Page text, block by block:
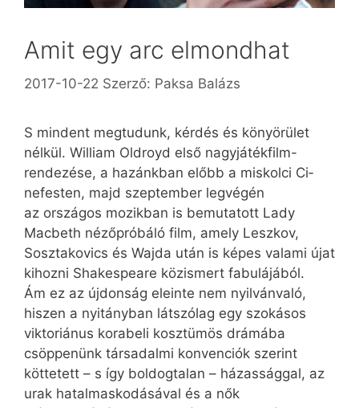
Amit egy arc elmondhat
2017-10-22 Szerző: Paksa Balázs
S mindent megtudunk, kérdés és könyörület
nél­kül. William Oldroyd első nagyjátékfilm-
rendezése, a hazánkban előbb a miskolci Ci­
nefesten, majd szeptember legvégén
az országos mozikban is bemutatott Lady
Macbeth nézőpróbáló film, amely Leszkov,
Sosztakovics és Wajda után is képes valami újat
kihoz­ni­ Shakespeare közismert fabulájából.
Ám ez az újdonság eleinte nem nyilvánvaló,
hiszen a nyitányban látszólag egy szokásos
viktoriánus korabeli kosztümös drámába
csöppenünk társadalmi konvenciók szerint
köttetett – s így boldogtalan – házassággal, az
urak hatalmaskodásával és a nők